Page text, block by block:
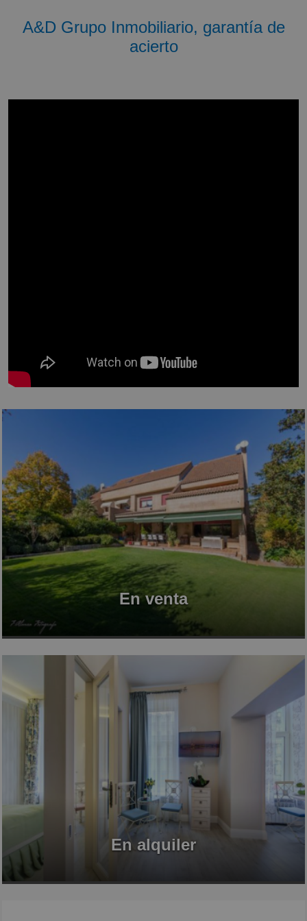
A&D Grupo Inmobiliario, garantía de
acierto
En venta
En alquiler